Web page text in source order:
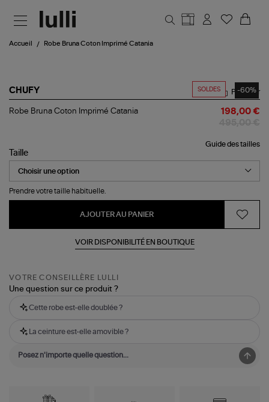
Accueil Robe Bruna Coton Imprimé Catania
SOLDES -60%
CHUFY
Robe
Catania
Partager
Robe Bruna Coton Imprimé Catania 198,00 €
Guide des tailles
Taille
Prendre votre taille habituelle.
AJOUTER AU PANIER
VOIR DISPONIBILITÉ EN BOUTIQUE
VOTRE CONSEILLÈRE LULLI
Une question sur ce produit ?
Cette robe est-elle doublée ?
La ceinture est-elle amovible ?